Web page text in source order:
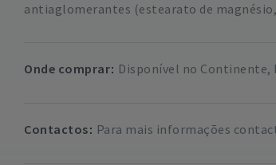
antiaglomerantes (estearato de
Onde comprar Disponível no Continente,
Contactos Para mais informações